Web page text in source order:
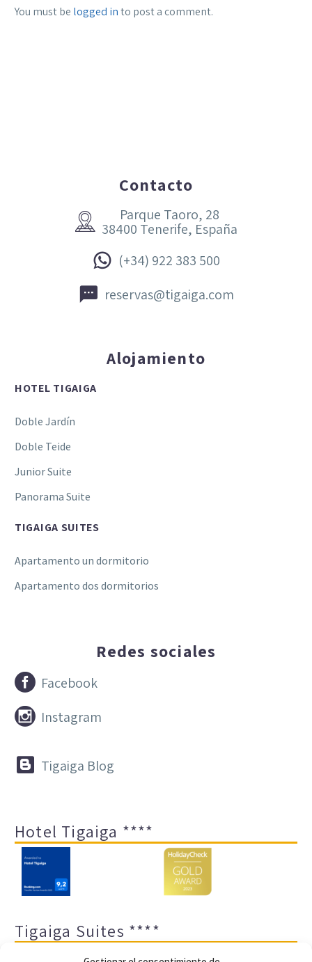
You must be logged into post a comment.
Contacto


Parque Taoro, 28
38400 Tenerife, España

 (+34) 922 383 500

 reservas@tigaiga.com
Alojamiento
HOTEL TIGAIGA
Doble Jardín
Doble Teide
Junior Suite
Panorama Suite
TIGAIGA SUITES
Apartamento un dormitorio
Apartamento dos dormitorios
Redes sociales

 Facebook

 Instagram

 Tigaiga Blog
Hotel Tigaiga ****
Tigaiga Suites ****